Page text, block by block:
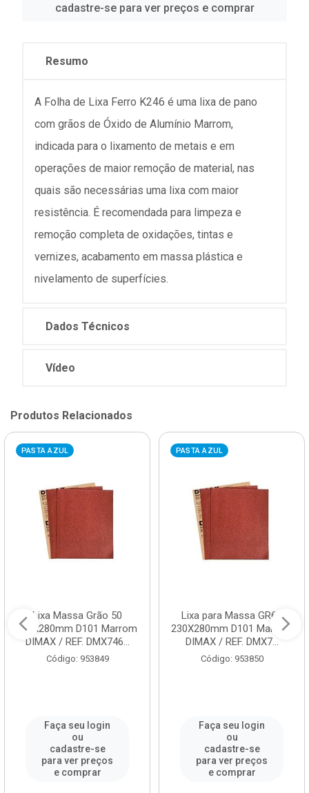
cadastre-se para ver preços e comprar
Resumo
A Folha de Lixa Ferro K246 é uma lixa de pano
com grãos de Óxido de Alumínio Marrom,
indicada para o lixamento de metais e em
operações de maior remoção de material, nas
quais são necessárias uma lixa com maior
resistência. É recomendada para limpeza e
remoção completa de oxidações, tintas e
vernizes, acabamento em massa plástica e
nivelamento de superfícies.
Dados Técnicos
Vídeo
Produtos Relacionados
PASTA AZUL
Lixa Massa Grão 50
230x280mm D101 Marrom
DIMAX / REF. DMX746...
Código: 953849
Faça seu login
ou
cadastre-se
para ver preços
e comprar
PASTA AZUL
Lixa para Massa GR60
230X280mm D101 Marrom
DIMAX / REF. DMX7...
Código: 953850
Faça seu login
ou
cadastre-se
para ver preços
e comprar